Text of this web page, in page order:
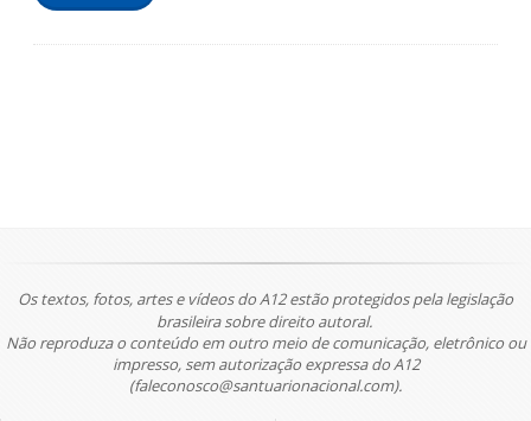
Os textos, fotos, artes e vídeos do A12 estão protegidos pela legislação
brasileira sobre direito autoral.
Não reproduza o conteúdo em outro meio de comunicação, eletrônico ou
impresso, sem autorização expressa do A12
(faleconosco@santuarionacional.com).